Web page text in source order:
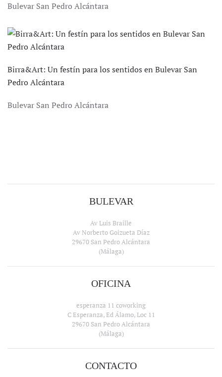
Bulevar San Pedro Alcántara
Birra&Art: Un festín para los sentidos en Bulevar San
Pedro Alcántara
Bulevar San Pedro Alcántara
BULEVAR
Av Luis Braille
Av Norberto Goizueta Díaz
29670 San Pedro Alcántara
(Málaga)
OFICINA
esperanza 11 coworking
C Esperanza, Ed Álamo, Loc 11
29670 San Pedro Alcántara
(Málaga)
CONTACTO